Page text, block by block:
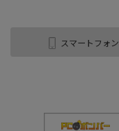
スマートフォン